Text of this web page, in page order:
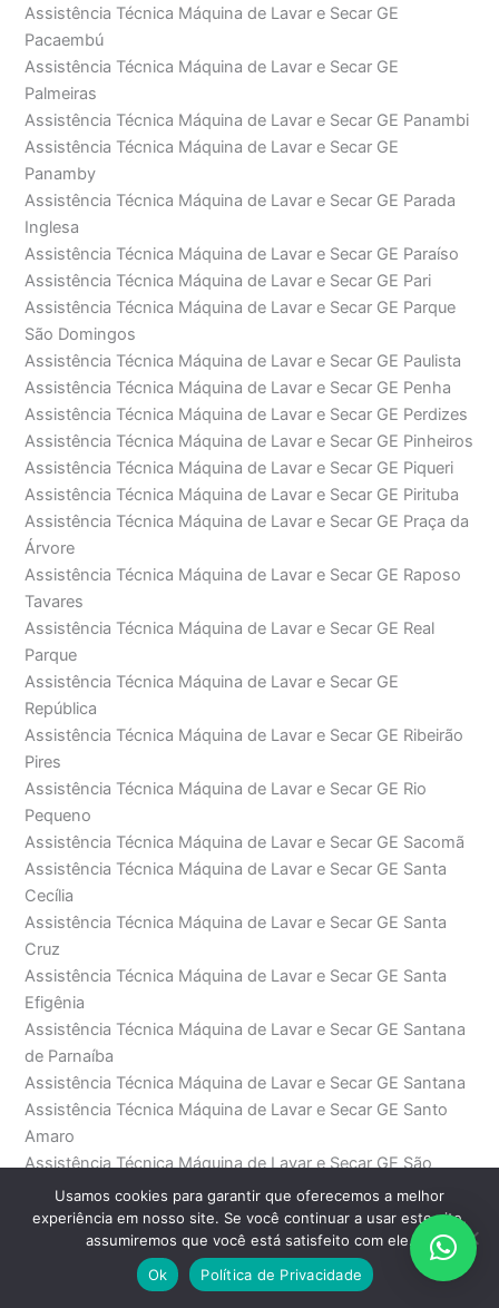
Assistência Técnica Máquina de Lavar e Secar GE
Pacaembú
Assistência Técnica Máquina de Lavar e Secar GE
Palmeiras
Assistência Técnica Máquina de Lavar e Secar GE Panambi
Assistência Técnica Máquina de Lavar e Secar GE
Panamby
Assistência Técnica Máquina de Lavar e Secar GE Parada
Inglesa
Assistência Técnica Máquina de Lavar e Secar GE Paraíso
Assistência Técnica Máquina de Lavar e Secar GE Pari
Assistência Técnica Máquina de Lavar e Secar GE Parque
São Domingos
Assistência Técnica Máquina de Lavar e Secar GE Paulista
Assistência Técnica Máquina de Lavar e Secar GE Penha
Assistência Técnica Máquina de Lavar e Secar GE Perdizes
Assistência Técnica Máquina de Lavar e Secar GE Pinheiros
Assistência Técnica Máquina de Lavar e Secar GE Piqueri
Assistência Técnica Máquina de Lavar e Secar GE Pirituba
Assistência Técnica Máquina de Lavar e Secar GE Praça da
Árvore
Assistência Técnica Máquina de Lavar e Secar GE Raposo
Tavares
Assistência Técnica Máquina de Lavar e Secar GE Real
Parque
Assistência Técnica Máquina de Lavar e Secar GE
República
Assistência Técnica Máquina de Lavar e Secar GE Ribeirão
Pires
Assistência Técnica Máquina de Lavar e Secar GE Rio
Pequeno
Assistência Técnica Máquina de Lavar e Secar GE Sacomã
Assistência Técnica Máquina de Lavar e Secar GE Santa
Cecília
Assistência Técnica Máquina de Lavar e Secar GE Santa
Cruz
Assistência Técnica Máquina de Lavar e Secar GE Santa
Efigênia
Assistência Técnica Máquina de Lavar e Secar GE Santana
de Parnaíba
Assistência Técnica Máquina de Lavar e Secar GE Santana
Assistência Técnica Máquina de Lavar e Secar GE Santo
Amaro
Assistência Técnica Máquina de Lavar e Secar GE São
Bento
Assistência Técnica Máquina de Lavar e Secar GE São
Domingos
Assistência Técnica Máquina de Lavar e Secar GE São
Usamos cookies para garantir que oferecemos a melhor
experiência em nosso site. Se você continuar a usar este site,
assumiremos que você está satisfeito com ele.
Ok
Política de Privacidade